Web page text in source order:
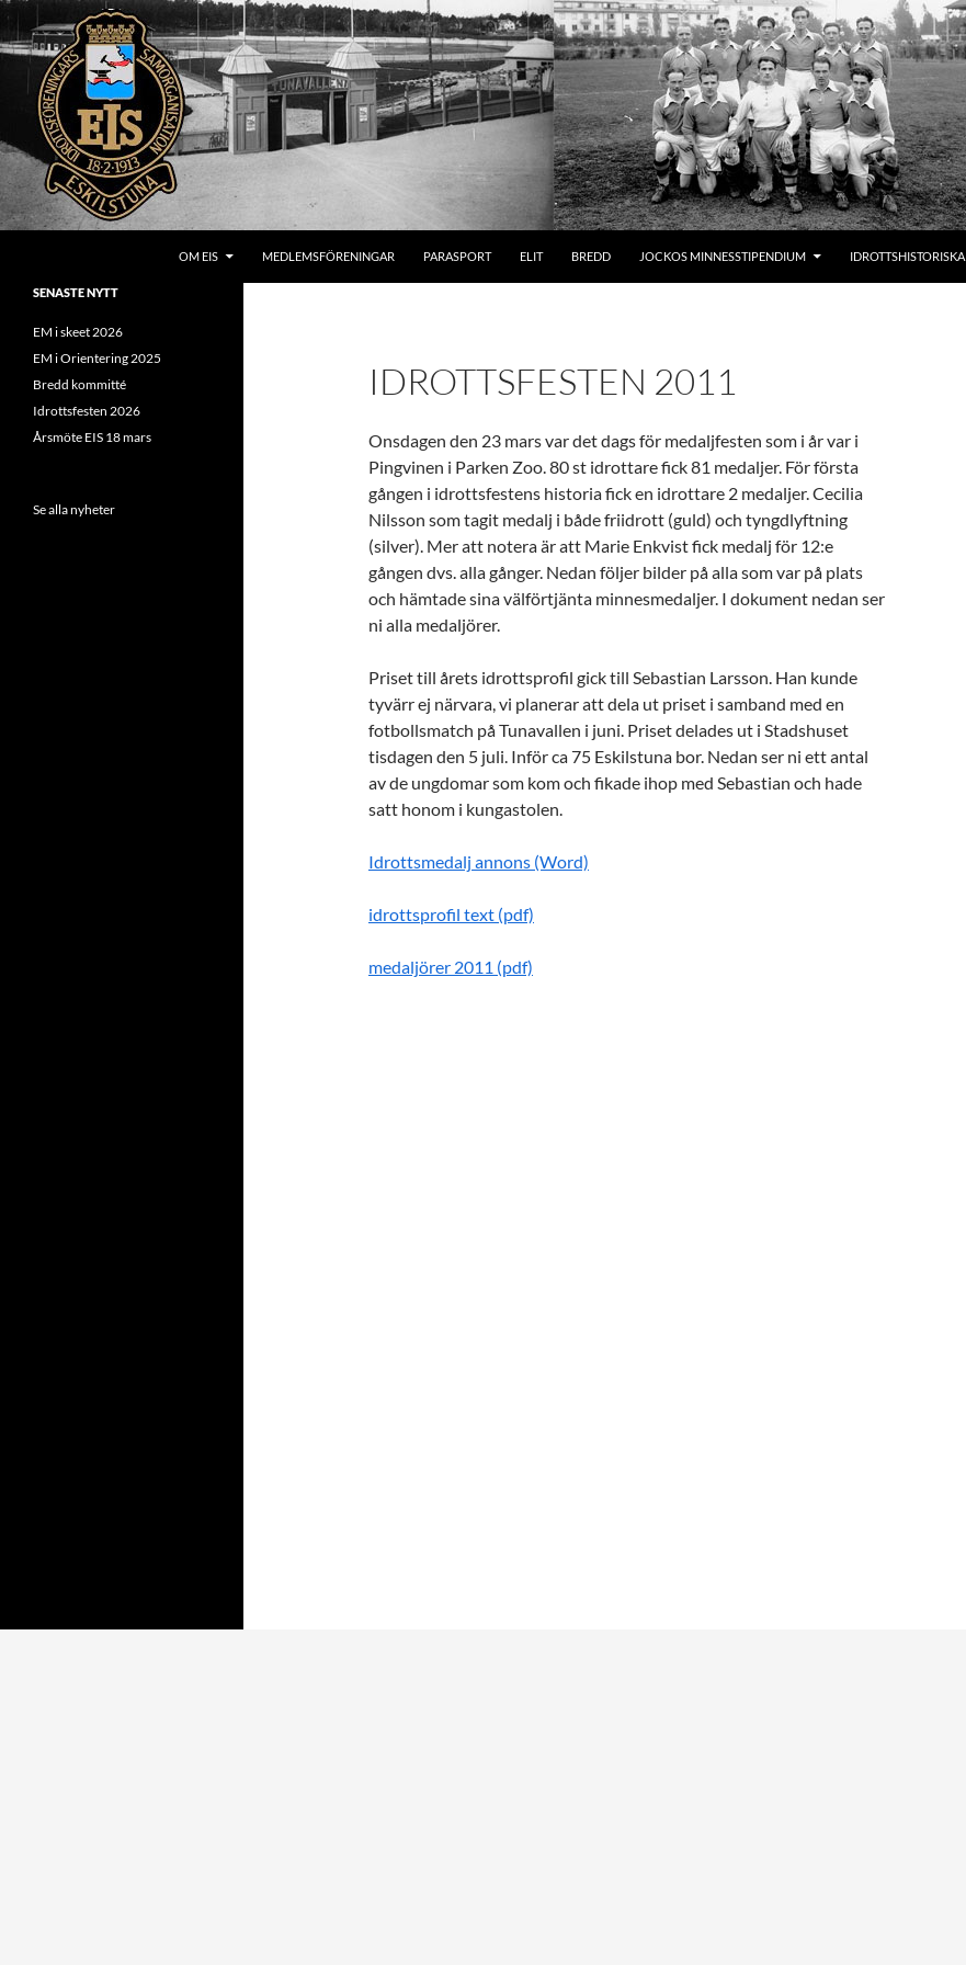
Hoppa
till
innehåll
OM EIS MEDLEMSFÖRENINGAR PARASPORT ELIT BREDD JOCKOS MINNESSTIPENDIUM IDROTTSHISTORISKA
IDROTTSFESTEN 2011
Onsdagen den 23 mars var det dags för medaljfesten som i år var i
Pingvinen i Parken Zoo. 80 st idrottare fick 81 medaljer. För första
gången i idrottsfestens historia fick en idrottare 2 medaljer. Cecilia
Nilsson som tagit medalj i både friidrott (guld) och tyngdlyftning
(silver). Mer att notera är att Marie Enkvist fick medalj för 12:e
gången dvs. alla gånger. Nedan följer bilder på alla som var på plats
och hämtade sina välförtjänta minnesmedaljer. I dokument nedan ser
ni alla medaljörer.
Priset till årets idrottsprofil gick till Sebastian Larsson. Han kunde
tyvärr ej närvara, vi planerar att dela ut priset i samband med en
fotbollsmatch på Tunavallen i juni. Priset delades ut i Stadshuset
tisdagen den 5 juli. Inför ca 75 Eskilstuna bor. Nedan ser ni ett antal
av de ungdomar som kom och fikade ihop med Sebastian och hade
satt honom i kungastolen.
Idrottsmedalj annons (Word)
idrottsprofil text (pdf)
medaljörer 2011 (pdf)
SENASTE NYTT
EM i skeet 2026
EM i Orientering 2025
Bredd kommitté
Idrottsfesten 2026
Årsmöte EIS 18 mars
Se alla nyheter